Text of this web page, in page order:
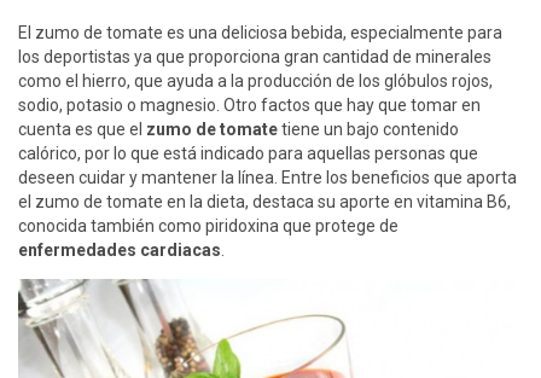
El zumo de tomate es una deliciosa bebida, especialmente para
los deportistas ya que proporciona gran cantidad de minerales
como el hierro, que ayuda a la producción de los glóbulos rojos,
sodio, potasio o magnesio. Otro factos que hay que tomar en
cuenta es que el zumo de tomatetiene un bajo contenido
calórico, por lo que está indicado para aquellas personas que
deseen cuidar y mantener la línea. Entre los beneficios que aporta
el zumo de tomate en la dieta, destaca su aporte en vitamina B6,
conocida también como piridoxina que protege de
enfermedades cardiacas